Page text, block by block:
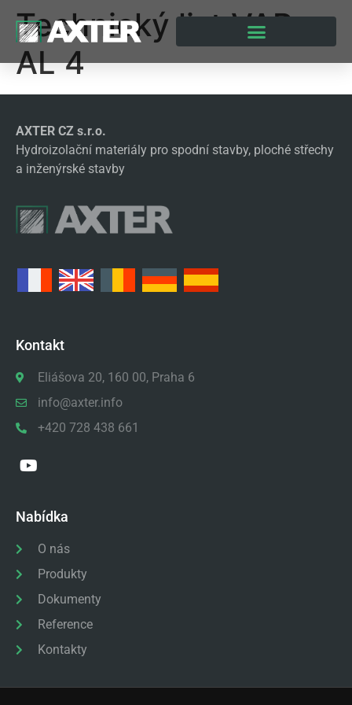
Technický list VAP
AL 4
AXTER CZ s.r.o.
Hydroizolační materiály pro spodní stavby, ploché střechy
a inženýrské stavby
Kontakt
Eliášova 20, 160 00, Praha 6
info@axter.info
+420 728 438 661
Nabídka
O nás
Produkty
Dokumenty
Reference
Kontakty